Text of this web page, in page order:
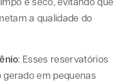
a qualidade do
: Esses reservatórios
em pequenas